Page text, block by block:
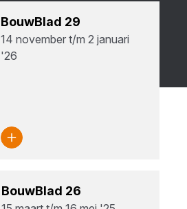
Bouw­Blad 29
14 november t/m 2 januari
'26
Bouw­Blad 26